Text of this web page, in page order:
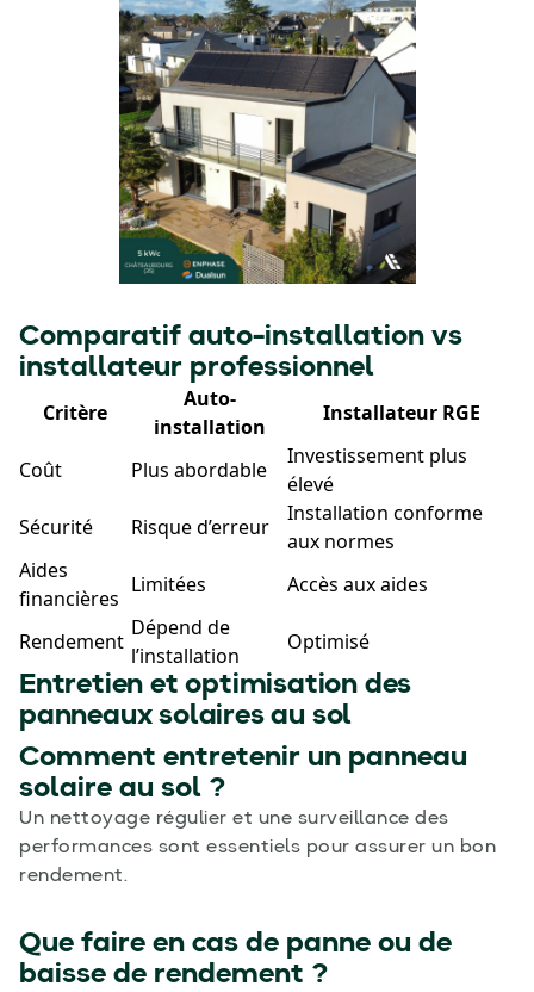
Comparatif auto-installation vs
installateur professionnel
Critère
Auto-
installation
Installateur RGE
Coût Plus abordable
Investissement plus
élevé
Sécurité
Risque d’erreur
Installation conforme
aux normes
Aides
financières
Limitées Accès aux aides
Rendement
Dépend de
l’installation
Optimisé
Entretien et optimisation des
panneaux solaires au sol
Comment entretenir un panneau
solaire au sol ?
Un nettoyage régulier et une surveillance des
performances sont essentiels pour assurer un bon
rendement.
Que faire en cas de panne ou de
baisse de rendement ?